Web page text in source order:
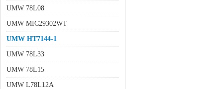
UMW 78L08
UMW MIC29302WT
UMW HT7144-1
UMW 78L33
UMW 78L15
UMW L78L12A